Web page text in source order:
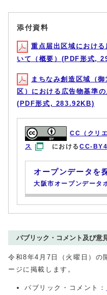
添付資料
重点届出区域におけ
いて（概要）(PDF形式,
まちなみ創造区域（
区）における広告物基準
(PDF形式, 283.92KB)
CC（クリ
ス
におけるCC-
オープンデータを
大阪市オープンデータ
パブリック・コメント及び意
令和8年4月7日（火曜日）の
ージに掲載します。
パブリック・コメント：